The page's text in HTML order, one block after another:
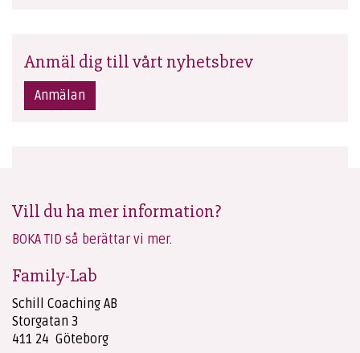
Anmäl dig till vårt nyhetsbrev
Anmälan
Vill du ha mer information?
BOKA TID så berättar vi mer.
Family-Lab
Schill Coaching AB
Storgatan 3
411 24 Göteborg